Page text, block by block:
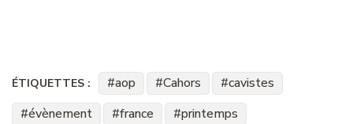
ÉTIQUETTES : aop Cahors
cavistes
évènement
france
printemps